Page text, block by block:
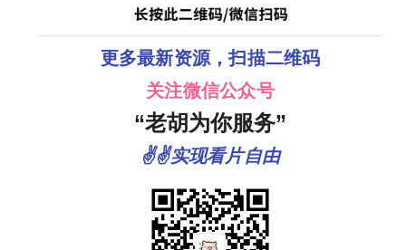
更多最新资源，扫描二维码
关注微信公众号
“老胡为你服务”
✌✌实现看片自由